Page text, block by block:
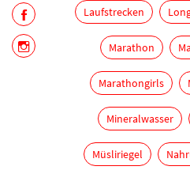
Laufstrecken
Marathon
Marathongirls
Mineralwasser
Müsliriegel